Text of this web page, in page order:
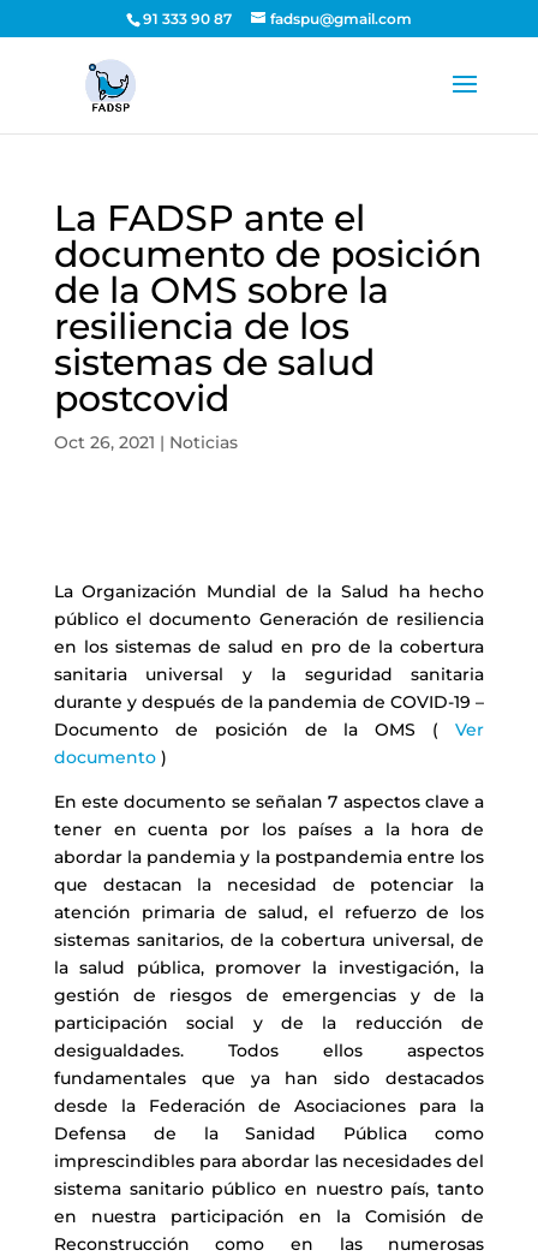
91 333 90 87 fadspu@gmail.com
La FADSP ante el
documento de posición
de la OMS sobre la
resiliencia de los
sistemas de salud
postcovid
Oct 26, 2021 | Noticias
La Organización Mundial de la Salud ha hecho
público el documento Generación de resiliencia
en los sistemas de salud en pro de la cobertura
sanitaria universal y la seguridad sanitaria
durante y después de la pandemia de COVID-19 –
Documento de posición de la OMS (Ver
documento )
En este documento se señalan 7 aspectos clave a
tener en cuenta por los países a la hora de
abordar la pandemia y la postpandemia entre los
que destacan la necesidad de potenciar la
atención primaria de salud, el refuerzo de los
sistemas sanitarios, de la cobertura universal, de
la salud pública, promover la investigación, la
gestión de riesgos de emergencias y de la
participación social y de la reducción de
desigualdades. Todos ellos aspectos
fundamentales que ya han sido destacados
desde la Federación de Asociaciones para la
Defensa de la Sanidad Pública como
imprescindibles para abordar las necesidades del
sistema sanitario público en nuestro país, tanto
en nuestra participación en la Comisión de
Reconstrucción como en las numerosas